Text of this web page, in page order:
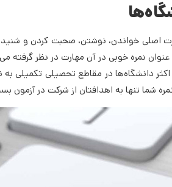
جمع نمرات چهار مهارت اصلی خواندن، نوشتن، صحبت
نظر داشته باشید نمره ۸۰ در هر مهارت به عنوان نمره خوبی در
شما تنها به اهدافتان از شرکت در آزمون